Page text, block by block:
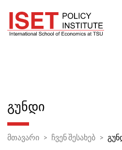
ᲒᲣᲜᲓᲘ
მთავარი ჩვენ შესახებ